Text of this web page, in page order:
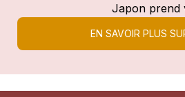
Japon prend
EN SAVOIR PLUS